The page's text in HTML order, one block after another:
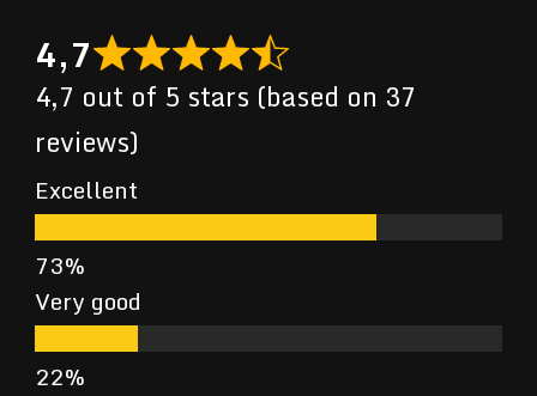
4,7
4,7 out of 5 stars (based on 37
reviews)
Excellent
Very good